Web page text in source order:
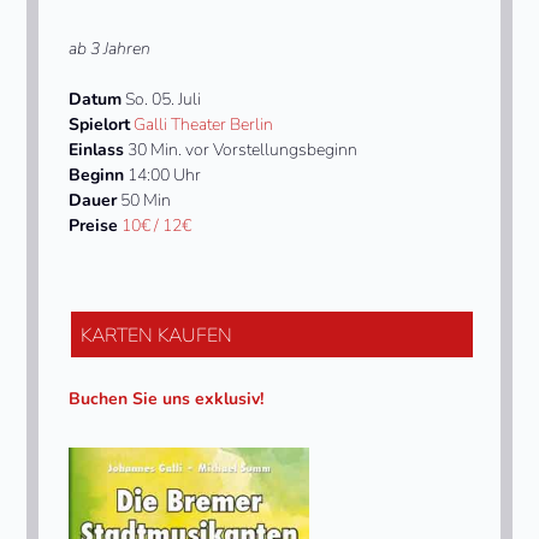
ab 3 Jahren
DatumSo. 05. Juli
SpielortGalli Theater Berlin
Einlass 30 Min. vor Vorstellungsbeginn
Beginn 14:00 Uhr
Dauer50 Min
Preise 10€ / 12€
KARTEN KAUFEN
Buchen Sie uns exklusiv!